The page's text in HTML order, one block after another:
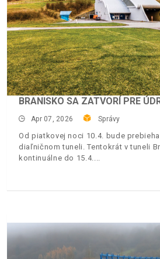
BRANISKO SA ZATVORÍ PRE
Apr 07, 2026 Správy
Od piatkovej noci 10.4. bude
diaľničnom tuneli. Tentokrát v tuneli
kontinuálne do 15.4.